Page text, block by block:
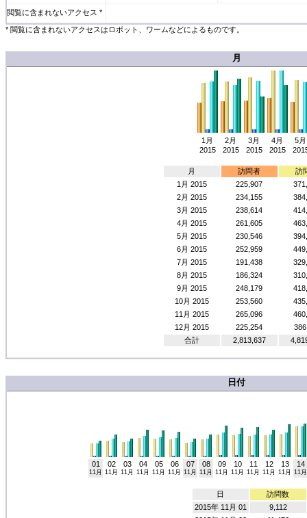
閲覧に含まれないアクセス *
* 閲覧に含まれないアクセスはロボット、ワームなどによるものです。
月
1月
2015
2月
2015
3月
2015
4月
2015
5月
月 訪問者
訪
1月 2015
225,907
2月 2015
234,155
3月 2015
238,614
4月 2015
261,605
5月 2015
230,546
6月 2015
252,959
7月 2015
191,438
8月 2015
186,324
9月 2015
248,179
10月 2015
253,560
11月 2015
265,096
12月 2015
225,254
合計
2,813,637
日付
01
11月
02
11月
03
11月
04
11月
05
11月
06
11月
07
11月
08
11月
09
11月
10
11月
11
11月
12
11月
13
11月
14
11月
日
訪問数
2015年 11月 01
9,112